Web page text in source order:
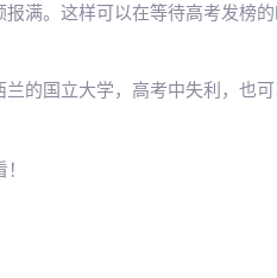
满。这样可以在等待高考发榜
的国立大学，高考中失利，也